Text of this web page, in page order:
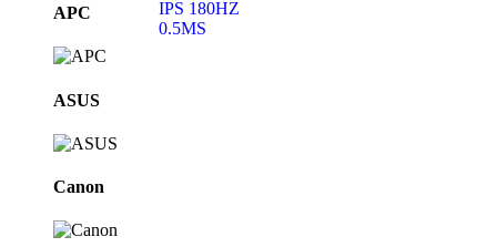
Brands
Carousel
APC
ASUS
Canon